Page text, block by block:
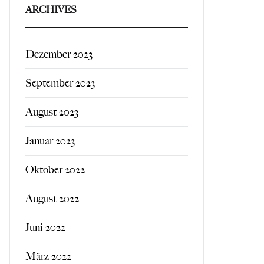
ARCHIVES
Dezember 2023
September 2023
August 2023
Januar 2023
Oktober 2022
August 2022
Juni 2022
März 2022